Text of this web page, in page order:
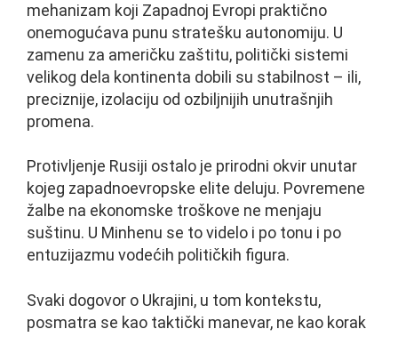
mehanizam koji Zapadnoj Evropi praktično
onemogućava punu stratešku autonomiju. U
zamenu za američku zaštitu, politički sistemi
velikog dela kontinenta dobili su stabilnost – ili,
preciznije, izolaciju od ozbiljnijih unutrašnjih
promena.
Protivljenje Rusiji ostalo je prirodni okvir unutar
kojeg zapadnoevropske elite deluju. Povremene
žalbe na ekonomske troškove ne menjaju
suštinu. U Minhenu se to videlo i po tonu i po
entuzijazmu vodećih političkih figura.
Svaki dogovor o Ukrajini, u tom kontekstu,
posmatra se kao taktički manevar, ne kao korak